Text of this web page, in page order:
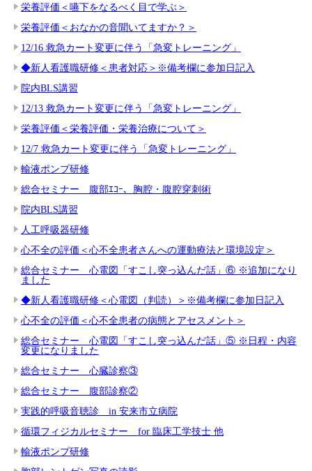
栄養評価＜嚥下をなるべく目で学ぶ＞
栄養評価＜おなかの音聞いてますか？＞
12/16 救急カート変更に伴う「急変トレーニング」
◆新人看護職研修＜患者対応＞※備考欄に参加日記入
院内BLS講習
12/13 救急カート変更に伴う「急変トレーニング」
栄養評価＜栄養評価・栄養治療について＞
12/7 救急カート変更に伴う「急変トレーニング」
輸液ポンプ研修
総合セミナー 腹部ｴｺｰ、胸腔・腹腔穿刺術
院内BLS講習
人工呼吸器研修
心不全の評価＜心不全患者さんへの運動療法と環境設定＞
総合セミナー 心電図「すこし突っ込んだ話」⑥ ※追加になり
ました
◆新人看護職研修＜心電図（判読）＞※備考欄に参加日記入
心不全の評価＜心不全患者の病態とアセスメント＞
総合セミナー 心電図「すこし突っ込んだ話」⑤ ※日程・内容
変更になりました
総合セミナー 心臓診察③
総合セミナー 腹部診察②
実践的呼吸音聴診 in 安来市立病院
循環フィジカルセミナー for 臨床工学技士 他
輸液ポンプ研修